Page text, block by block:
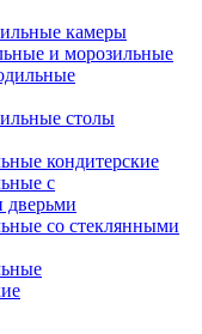
камеры
и морозильные
столы
кондитерские
с
дверьми
со стеклянными